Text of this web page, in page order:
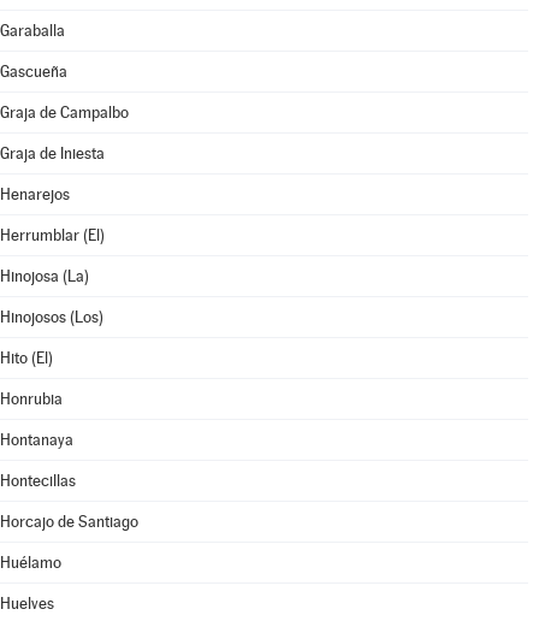
Garaballa
Gascueña
Graja de Campalbo
Graja de Iniesta
Henarejos
Herrumblar (El)
Hinojosa (La)
Hinojosos (Los)
Hito (El)
Honrubia
Hontanaya
Hontecillas
Horcajo de Santiago
Huélamo
Huelves